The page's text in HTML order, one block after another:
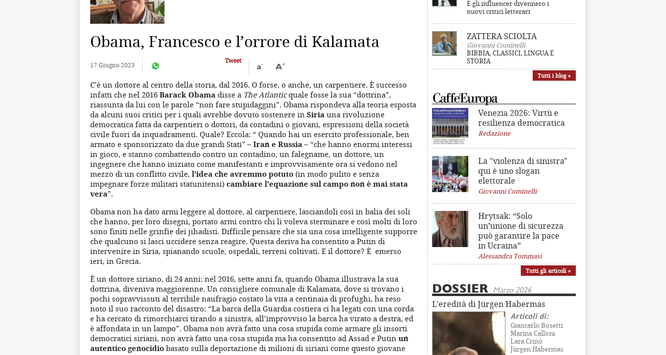
Obama, Francesco e l’orrore di Kalamata
17 Giugno 2023
Tweet
a- A+
C’è un dottore al centro della storia, dal 2016. O forse, o anche, un carpentiere. È successo
infatti che nel 2016 Barack Obama disse a The Atlanticquale fosse la sua “dottrina”,
riassunta da lui con le parole “non fare stupidaggini”. Obama rispondeva alla teoria esposta
da alcuni suoi critici per i quali avrebbe dovuto sostenere in Siria una rivoluzione
democratica fatta da carpentieri o dottori, da contadini o giovani, espressioni della società
civile fuori da inquadramenti. Quale? Eccola: “ Quando hai un esercito professionale, ben
armato e sponsorizzato da due grandi Stati” – Iran e Russia – “che hanno enormi interessi
in gioco, e stanno combattendo contro un contadino, un falegname, un dottore, un
ingegnere che hanno iniziato come manifestanti e improvvisamente ora si vedono nel
mezzo di un conflitto civile, l’idea che avremmo potuto (in modo pulito e senza
impegnare forze militari statunitensi) cambiare l’equazione sul campo non è mai stata
vera”.
Obama non ha dato armi leggere al dottore, al carpentiere, lasciandoli così in balia dei soli
che hanno, per loro disegni, portato armi contro chi li voleva sterminare e così molti di loro
sono finiti nelle grinfie dei jihadisti. Difficile pensare che sia una cosa intelligente supporre
che qualcuno si lasci uccidere senza reagire. Questa deriva ha consentito a Putin di
intervenire in Siria, spianando scuole, ospedali, terreni coltivati. E il dottore? È emerso
ieri, in Grecia.
È un dottore siriano, di 24 anni: nel 2016, sette anni fa, quando Obama illustrava la sua
dottrina, diveniva maggiorenne. Un consigliere comunale di Kalamata, dove si trovano i
pochi sopravvissuti al terribile naufragio costato la vita a centinaia di profughi, ha reso
noto il suo racconto del disastro: “La barca della Guardia costiera ci ha legati con una corda
e ha cercato di rimorchiarci tirando a sinistra, all’improvviso la barca ha virato a destra, ed
è affondata in un lampo”. Obama non avrà fatto una cosa stupida come armare gli insorti
democratici siriani, non avrà fatto una cosa stupida ma ha consentito ad Assad e Putin un
autentico genocidio basato sulla deportazione di milioni di siriani come questo giovane
E gli influencer divennero i
nuovi critici letterari
ZATTERA SCIOLTA
Giovanni Cominelli
BIBBIA, CLASSICI, LINGUA E
STORIA
Tutti i blog »
Venezia 2026: Virtù e
resilienza democratica
Redazione
La "violenza di sinistra"
qui è uno slogan
elettorale
Giovanni Cominelli
Hrytsak: “Solo
un’unione di sicurezza
può garantire la pace
in Ucraina”
Alessandra Tommasi
Tutti gli articoli »
DOSSIER Marzo 2026
L'eredità di Jürgen Habermas
Articoli di:
Giancarlo Bosetti
Marina Calloni
Lara Crinò
Jürgen Habermas